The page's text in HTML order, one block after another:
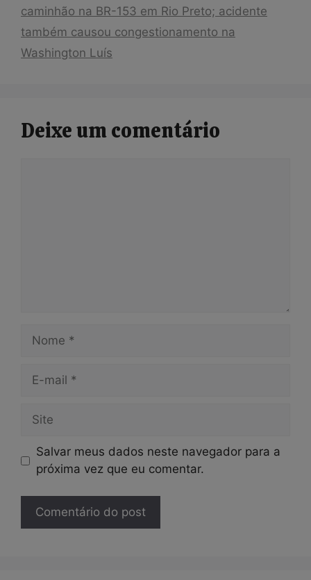
caminhão na BR-153 em Rio Preto; acidente
também causou congestionamento na
Washington Luís
Deixe um comentário
Nome
Site
Salvar meus dados neste navegador para a
próxima vez que eu comentar.